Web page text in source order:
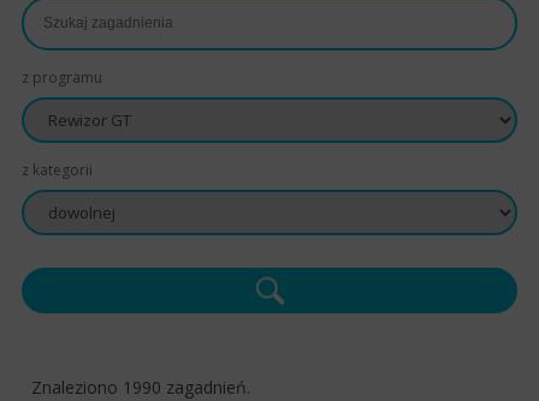
z programu
z kategorii
Znaleziono 1990 zagadnień.